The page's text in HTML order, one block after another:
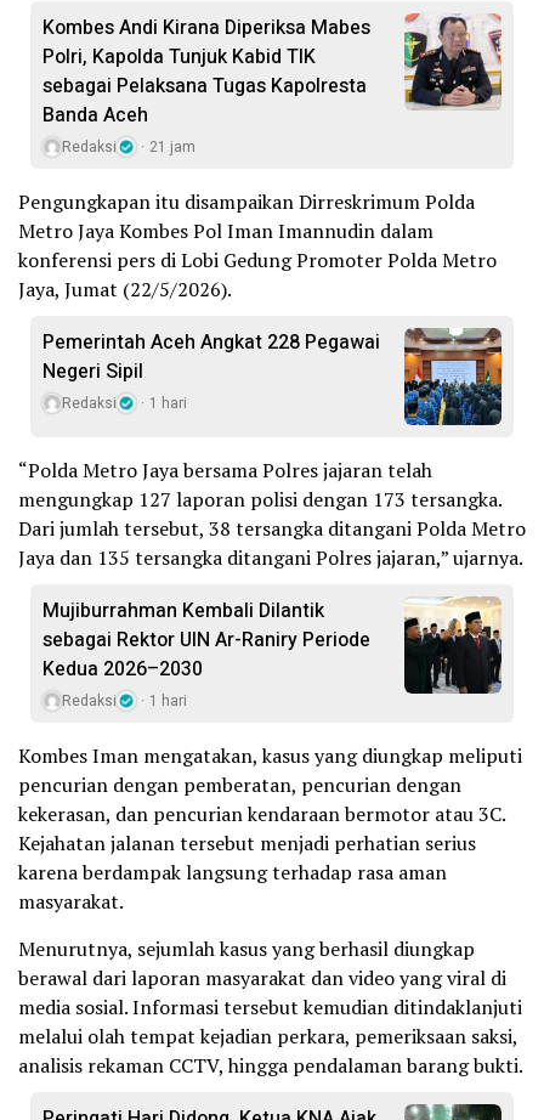
Kombes Andi Kirana Diperiksa Mabes
Polri, Kapolda Tunjuk Kabid TIK
sebagai Pelaksana Tugas Kapolresta
Banda Aceh
Redaksi 21 jam
Pengungkapan itu disampaikan Dirreskrimum Polda
Metro Jaya Kombes Pol Iman Imannudin dalam
konferensi pers di Lobi Gedung Promoter Polda Metro
Jaya, Jumat (22/5/2026).
Pemerintah Aceh Angkat 228 Pegawai
Negeri Sipil
Redaksi 1 hari
“Polda Metro Jaya bersama Polres jajaran telah
mengungkap 127 laporan polisi dengan 173 tersangka.
Dari jumlah tersebut, 38 tersangka ditangani Polda Metro
Jaya dan 135 tersangka ditangani Polres jajaran,” ujarnya.
Mujiburrahman Kembali Dilantik
sebagai Rektor UIN Ar-Raniry Periode
Kedua 2026–2030
Redaksi 1 hari
Kombes Iman mengatakan, kasus yang diungkap meliputi
pencurian dengan pemberatan, pencurian dengan
kekerasan, dan pencurian kendaraan bermotor atau 3C.
Kejahatan jalanan tersebut menjadi perhatian serius
karena berdampak langsung terhadap rasa aman
masyarakat.
Menurutnya, sejumlah kasus yang berhasil diungkap
berawal dari laporan masyarakat dan video yang viral di
media sosial. Informasi tersebut kemudian ditindaklanjuti
melalui olah tempat kejadian perkara, pemeriksaan saksi,
analisis rekaman CCTV, hingga pendalaman barang bukti.